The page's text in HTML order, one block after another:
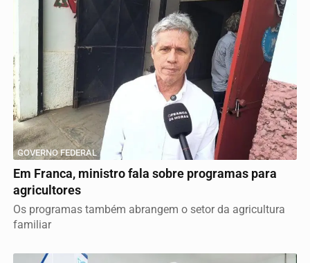
GOVERNO FEDERAL
Em Franca, ministro fala sobre programas para
agricultores
Os programas também abrangem o setor da agricultura
familiar